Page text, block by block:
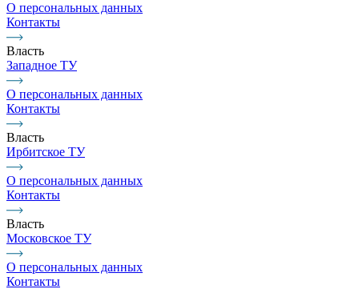
О персональных данных
Контакты
Власть
Западное ТУ
О персональных данных
Контакты
Власть
Ирбитское ТУ
О персональных данных
Контакты
Власть
Московское ТУ
О персональных данных
Контакты